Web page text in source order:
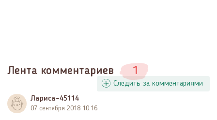
Лента комментариев 1
Следить за комментариями
Лариса-45114
07 сентября 2018 10:16